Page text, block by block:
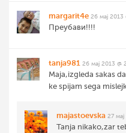
margarit4e 26 мај 2013
Преубави!!!!
tanja981 26 мај 2013 @
Maja,izgleda sakas
ke spijam sega
majastoevska 27
Tanja nikako,zar